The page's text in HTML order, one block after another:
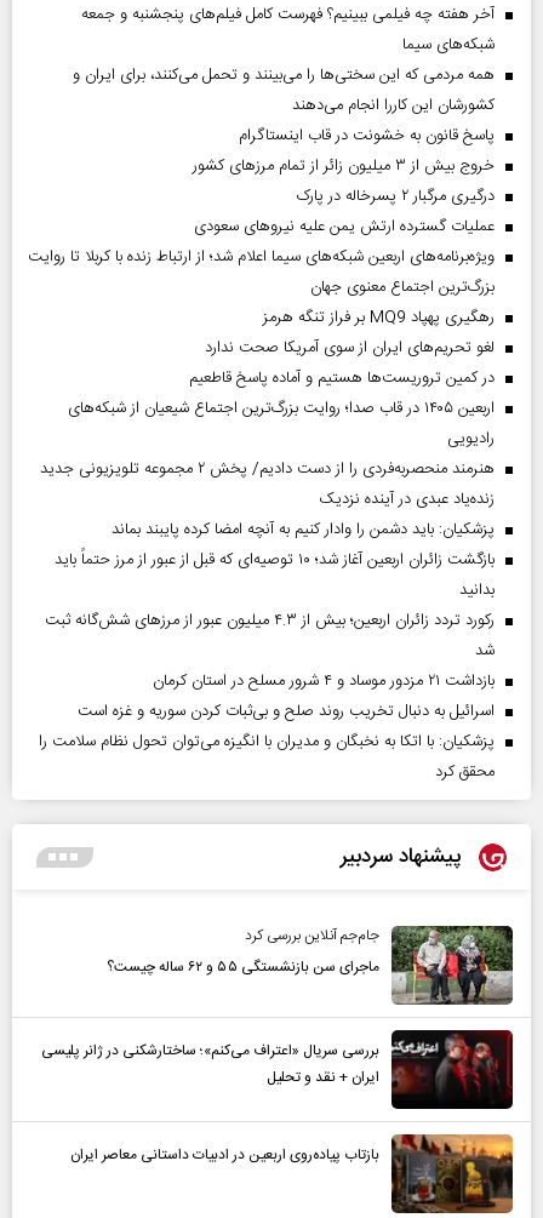
آخر هفته چه فیلمی ببینیم؟ فهرست کامل فیلم‌های پنجشنبه و جمعه
شبکه‌های سیما
همه مردمی که این سختی‌ها را می‌بینند و تحمل می‌کنند، برای ایران و
کشورشان این کاررا انجام می‌دهند
پاسخ قانون به خشونت در قاب اینستاگرام
خروج بیش از ۳ میلیون زائر از تمام مرز‌های کشور
درگیری مرگبار ۲ پسرخاله در پارک
عملیات گسترده ارتش یمن علیه نیروهای سعودی
ویژه‌برنامه‌های اربعین شبکه‌های سیما اعلام شد؛ از ارتباط زنده با کربلا تا روایت
بزرگ‌ترین اجتماع معنوی جهان
رهگیری پهپاد MQ9 بر فراز تنگه هرمز
لغو تحریم‌های ایران از سوی آمریکا صحت ندارد
در کمین تروریست‌ها هستیم و آماده پاسخ قاطعیم
اربعین ۱۴۰۵ در قاب صدا؛ روایت بزرگ‌ترین اجتماع شیعیان از شبکه‌های
رادیویی
هنرمند منحصر‌به‌فردی را از دست دادیم/ پخش ۲ مجموعه تلویزیونی جدید
زنده‌یاد عبدی در آینده نزدیک
پزشکیان: باید دشمن را وادار کنیم به آنچه امضا کرده پایبند بماند
بازگشت زائران اربعین آغاز شد؛ ۱۰ توصیه‌ای که قبل از عبور از مرز حتماً باید
بدانید
رکورد تردد زائران اربعین؛ بیش از ۴.۳ میلیون عبور از مرزهای شش‌گانه ثبت
شد
بازداشت ۲۱ مزدور موساد و ۴ شرور مسلح در استان کرمان
اسرائیل به دنبال تخریب روند صلح و بی‌ثبات کردن سوریه و غزه است
پزشکیان: با اتکا به نخبگان و مدیران با انگیزه می‌توان تحول نظام سلامت را
محقق کرد
پیشنهاد سردبیر
جام‌جم آنلاین بررسی کرد
ماجرای سن بازنشستگی ۵۵ و ۶۲ ساله چیست؟
بررسی سریال «اعتراف می‌کنم»؛ ساختارشکنی در ژانر پلیسی
ایران + نقد و تحلیل
بازتاب پیاده‌روی اربعین در ادبیات داستانی معاصر ایران